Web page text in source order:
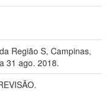
Região S, Campinas,
31 ago. 2018.